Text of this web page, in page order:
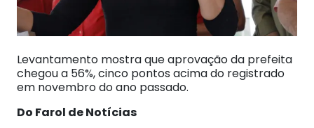
Levantamento mostra que aprovação da prefeita
chegou a 56%, cinco pontos acima do registrado
em novembro do ano passado.
Do Farol de Notícias